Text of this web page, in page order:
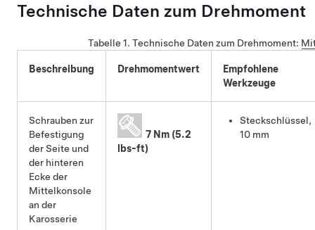
Technische Daten zum Drehmoment
Tabelle 1. Technische Daten zum Drehmoment:
Beschreibung Drehmomentwert
Empfohlene
Werkzeuge
Schrauben zur
Befestigung
der Seite und
der hinteren
Ecke der
Mittelkonsole
an der
Karosserie
7 Nm (5.2
lbs-ft)
Steckschlüssel,
10 mm